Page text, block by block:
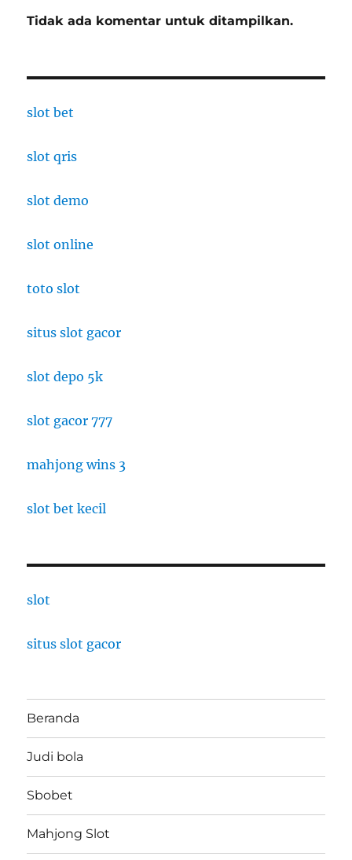
Tidak ada komentar untuk ditampilkan.
slot bet
slot qris
slot demo
slot online
toto slot
situs slot gacor
slot depo 5k
slot gacor 777
mahjong wins 3
slot bet kecil
slot
situs slot gacor
Beranda
Judi bola
Sbobet
Mahjong Slot